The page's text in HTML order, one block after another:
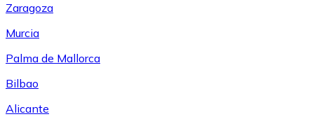
Zaragoza
Murcia
Palma de Mallorca
Bilbao
Alicante